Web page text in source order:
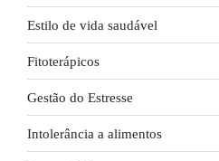
Estilo de vida saudável
Fitoterápicos
Gestão do Estresse
Intolerância a alimentos